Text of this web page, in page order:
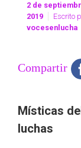
2 de
2019
Escrito
vocesenlucha
Compartir
Místicas
luchas